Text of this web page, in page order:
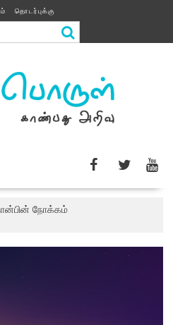
தொடர்புக்கு
நோக்கம்